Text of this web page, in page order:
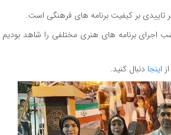
بر کیفیت برنامه های فرهنگی است.
اجرای برنامه های هنری مختلفی را شاهد بودیم
اینجا دنبال کنید.